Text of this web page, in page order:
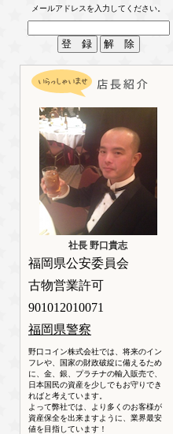
メールアドレスを入力してください。
社長 野口貴志
福岡県公安委員会
古物営業許可
901012010071
福岡県警察
野口コイン株式会社では、将来のイン
フレや、国家の財政破綻に備えるため
に、金、銀、プラチナの輸入販売で、
日本国民の資産を少しでもお守りでき
ればと考えています。
よって弊社では、より多くのお客様が
資産保全を出来ますように、業界最安
値を目指しています！